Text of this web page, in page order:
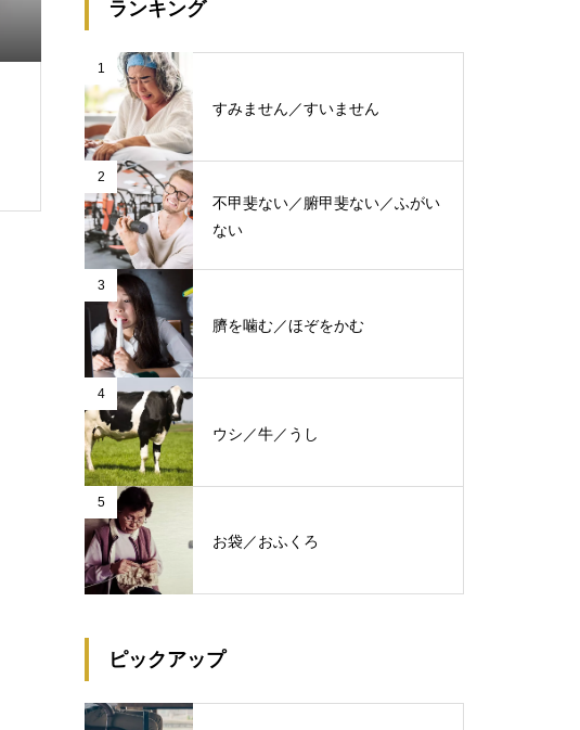
ランキング
1
すみません／すいません
2
不甲斐ない／腑甲斐ない／ふがい
ない
3
臍を噛む／ほぞをかむ
4
ウシ／牛／うし
5
お袋／おふくろ
ピックアップ